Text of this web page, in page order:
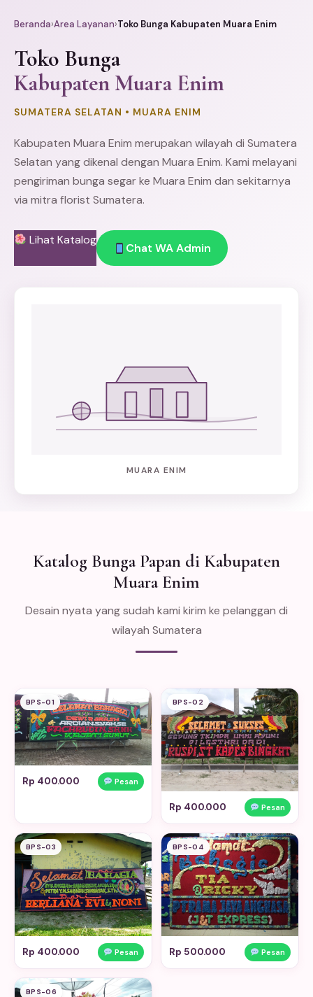
Beranda›Area Layanan›Toko Bunga Kabupaten Muara Enim
Toko Bunga
Kabupaten Muara Enim
SUMATERA SELATAN • MUARA ENIM
Kabupaten Muara Enim merupakan wilayah di Sumatera
Selatan yang dikenal dengan Muara Enim. Kami melayani
pengiriman bunga segar ke Muara Enim dan sekitarnya
via mitra florist Sumatera.
Lihat Katalog
Chat WA Admin
MUARA ENIM
Katalog Bunga Papan di Kabupaten
Muara Enim
Desain nyata yang sudah kami kirim ke pelanggan di
wilayah Sumatera
BPS-01
Rp 400.000 Pesan
BPS-02
Rp 400.000 Pesan
BPS-03
Rp 400.000 Pesan
BPS-04
Rp 500.000 Pesan
BPS-06